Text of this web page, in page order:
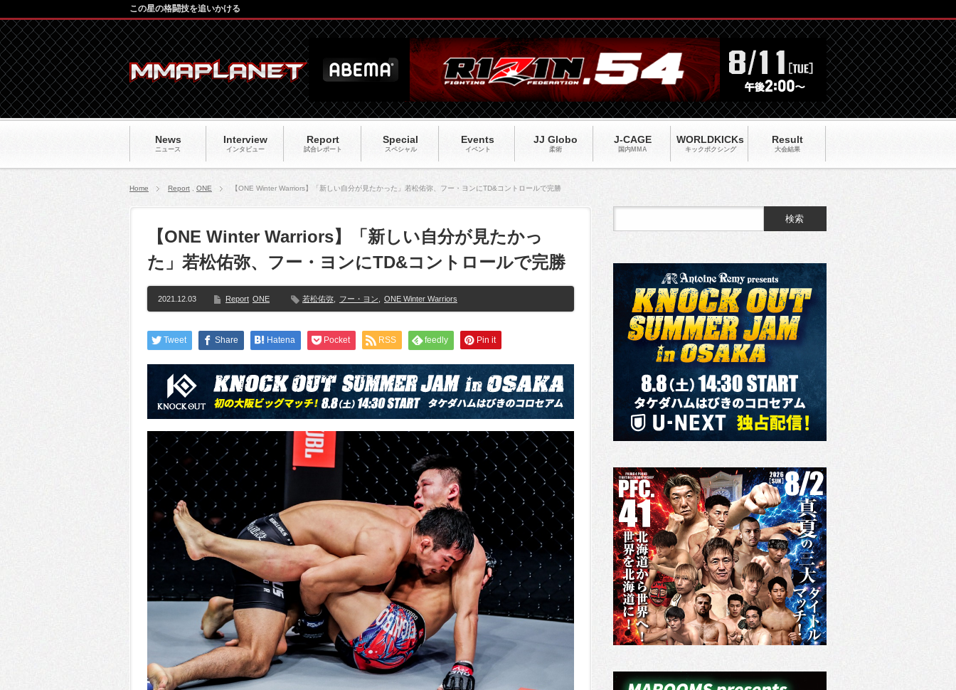
News
ニュース
Interview
インタビュー
Report
試合レポート
Special
スペシャル
Events
イベント
JJ Globo
柔術
J-CAGE
国内MMA
WORLDKICKs
キックポクシング
Result
大会結果
この星の格闘技を追いかける
Home Report ONE 【ONE Winter Warriors】「新しい自分が見たかった」若松佑弥、フー・ヨンにTD&コントロールで完勝
【ONE Winter Warriors】「新しい自分が見たかっ
た」若松佑弥、フー・ヨンにTD&コントロールで完勝
2021.12.03 Report ONE 若松佑弥 フー・ヨン ONE Winter Warriors
Tweet Share Hatena Pocket RSS feedly Pin it